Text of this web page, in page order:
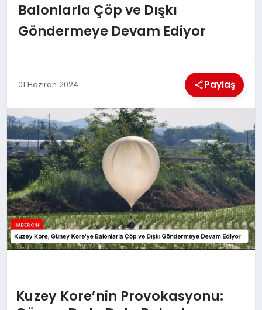
TEKNOLOJI
GENEL
EKONOMI
YEREL HABERLER
GÜNDEM
Balonlarla Çöp ve Dışkı
Göndermeye Devam Ediyor
01 Haziran 2024 Paylaş
Kuzey Kore’nin Provokasyonu: